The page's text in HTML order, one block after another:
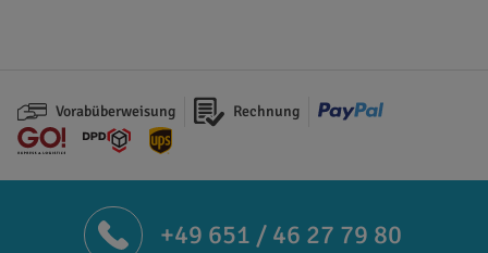
Vorabüberweisung Rechnung
+49 651 / 46 27 79 80